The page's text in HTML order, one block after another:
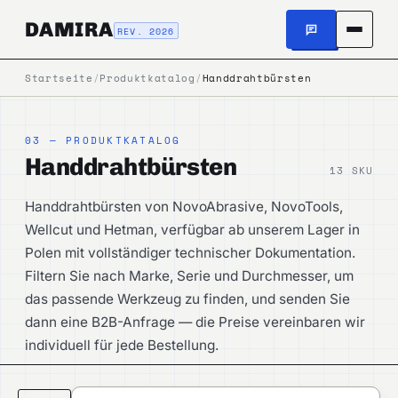
DAMIRA REV. 2026
Startseite /Produktkatalog /Handdrahtbürsten
03 — PRODUKTKATALOG
Handdrahtbürsten 13 SKU
Handdrahtbürsten von NovoAbrasive, NovoTools,
Wellcut und Hetman, verfügbar ab unserem Lager in
Polen mit vollständiger technischer Dokumentation.
Filtern Sie nach Marke, Serie und Durchmesser, um
das passende Werkzeug zu finden, und senden Sie
dann eine B2B-Anfrage — die Preise vereinbaren wir
individuell für jede Bestellung.